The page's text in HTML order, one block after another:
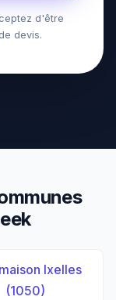
d'être
devis.
Ixelles
(1050)